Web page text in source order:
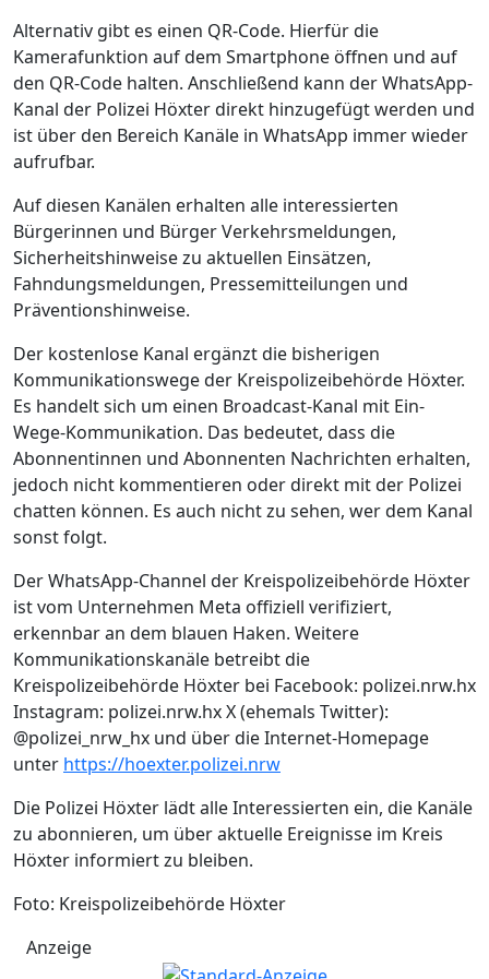
Alternativ gibt es einen QR-Code. Hierfür die
Kamerafunktion auf dem Smartphone öffnen und auf
den QR-Code halten. Anschließend kann der WhatsApp-
Kanal der Polizei Höxter direkt hinzugefügt werden und
ist über den Bereich Kanäle in WhatsApp immer wieder
aufrufbar.
Auf diesen Kanälen erhalten alle interessierten
Bürgerinnen und Bürger Verkehrsmeldungen,
Sicherheitshinweise zu aktuellen Einsätzen,
Fahndungsmeldungen, Pressemitteilungen und
Präventionshinweise.
Der kostenlose Kanal ergänzt die bisherigen
Kommunikationswege der Kreispolizeibehörde Höxter.
Es handelt sich um einen Broadcast-Kanal mit Ein-
Wege-Kommunikation. Das bedeutet, dass die
Abonnentinnen und Abonnenten Nachrichten erhalten,
jedoch nicht kommentieren oder direkt mit der Polizei
chatten können. Es auch nicht zu sehen, wer dem Kanal
sonst folgt.
Der WhatsApp-Channel der Kreispolizeibehörde Höxter
ist vom Unternehmen Meta offiziell verifiziert,
erkennbar an dem blauen Haken. Weitere
Kommunikationskanäle betreibt die
Kreispolizeibehörde Höxter bei Facebook: polizei.nrw.hx
Instagram: polizei.nrw.hx X (ehemals Twitter):
@polizei_nrw_hx und über die Internet-Homepage
unter https://hoexter.polizei.nrw
Die Polizei Höxter lädt alle Interessierten ein, die Kanäle
zu abonnieren, um über aktuelle Ereignisse im Kreis
Höxter informiert zu bleiben.
Foto: Kreispolizeibehörde Höxter
Anzeige